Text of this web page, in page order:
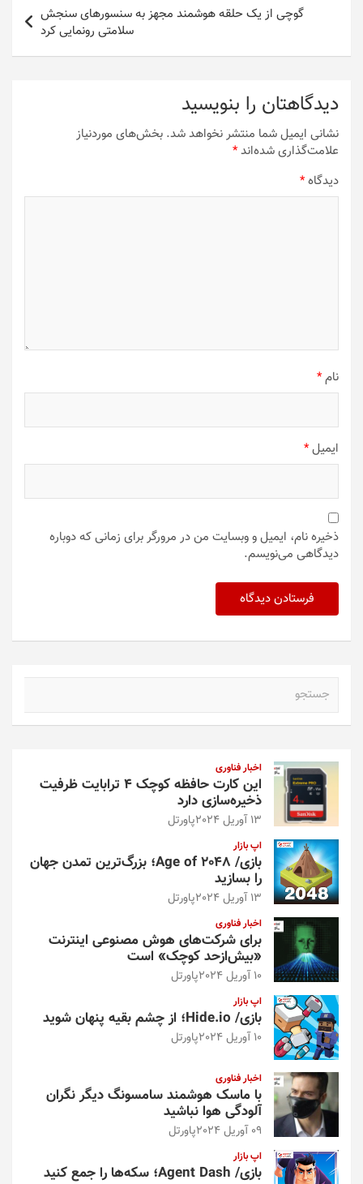
گوچی از یک حلقه هوشمند مجهز به سنسورهای سنجش
سلامتی رونمایی کرد
دیدگاهتان را بنویسید
نشانی ایمیل شما منتشر نخواهد شد. بخش‌های موردنیاز
علامت‌گذاری شده‌اند*
دیدگاه*
نام*
ایمیل*
ذخیره نام، ایمیل و وبسایت من در مرورگر برای زمانی که دوباره
دیدگاهی می‌نویسم.
اخبار فناوری
این کارت حافظه کوچک ۴ ترابایت ظرفیت
ذخیره‌سازی دارد
13 آوریل 2024 پاورتل
اپ بازار
بازی/ Age of 2048؛ بزرگ‌ترین تمدن جهان
را بسازید
13 آوریل 2024 پاورتل
اخبار فناوری
برای شرکت‌های هوش مصنوعی اینترنت
«بیش‌از‌حد کوچک» است
10 آوریل 2024 پاورتل
اپ بازار
بازی/ Hide.io؛ از چشم بقیه پنهان شوید
10 آوریل 2024 پاورتل
اخبار فناوری
با ماسک هوشمند سامسونگ دیگر نگران
آلودگی هوا نباشید
09 آوریل 2024 پاورتل
اپ بازار
بازی/ Agent Dash؛ سکه‌ها را جمع کنید